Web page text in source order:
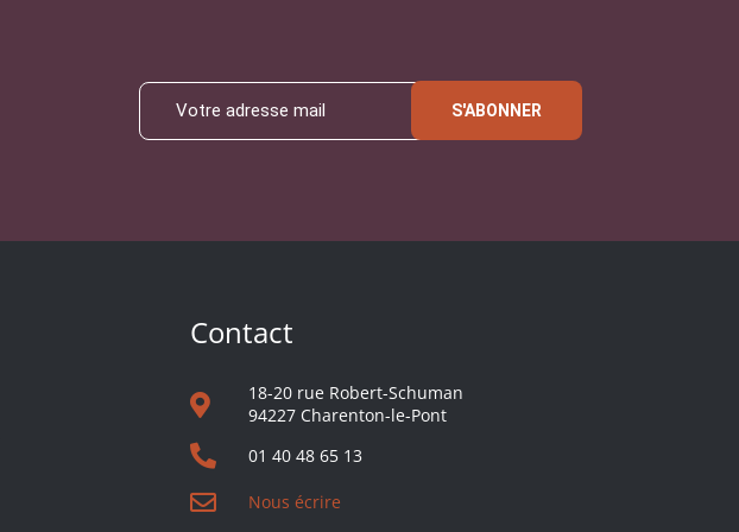
S'ABONNER
Contact
18-20 rue Robert-Schuman
94227 Charenton-le-Pont
01 40 48 65 13
Nous écrire